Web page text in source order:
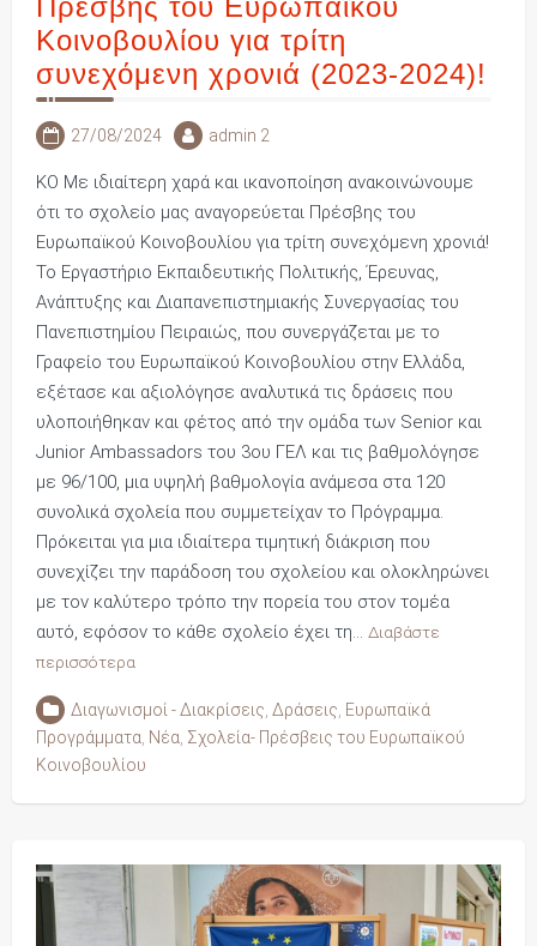
Πρέσβης του Ευρωπαϊκού
Κοινοβουλίου για τρίτη
συνεχόμενη χρονιά (2023-2024)!
27/08/2024 admin 2
KO Με ιδιαίτερη χαρά και ικανοποίηση ανακοινώνουμε
ότι το σχολείο μας αναγορεύεται Πρέσβης του
Ευρωπαϊκού Κοινοβουλίου για τρίτη συνεχόμενη χρονιά!
Το Εργαστήριο Εκπαιδευτικής Πολιτικής, Έρευνας,
Ανάπτυξης και Διαπανεπιστημιακής Συνεργασίας του
Πανεπιστημίου Πειραιώς, που συνεργάζεται με το
Γραφείο του Ευρωπαϊκού Κοινοβουλίου στην Ελλάδα,
εξέτασε και αξιολόγησε αναλυτικά τις δράσεις που
υλοποιήθηκαν και φέτος από την ομάδα των Senior και
Junior Ambassadors του 3ου ΓΕΛ και τις βαθμολόγησε
με 96/100, μια υψηλή βαθμολογία ανάμεσα στα 120
συνολικά σχολεία που συμμετείχαν το Πρόγραμμα.
Πρόκειται για μια ιδιαίτερα τιμητική διάκριση που
συνεχίζει την παράδοση του σχολείου και ολοκληρώνει
με τον καλύτερο τρόπο την πορεία του στον τομέα
αυτό, εφόσον το κάθε σχολείο έχει τη… Διαβάστε
περισσότερα
Διαγωνισμοί - Διακρίσεις, Δράσεις, Ευρωπαϊκά
Προγράμματα, Νέα, Σχολεία- Πρέσβεις του Ευρωπαϊκού
Κοινοβουλίου